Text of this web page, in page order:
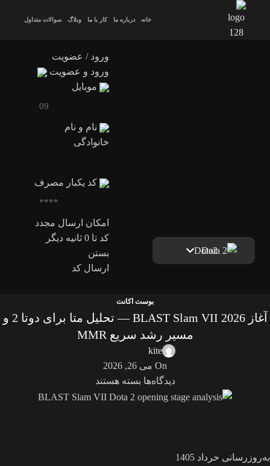
خانه درباره ما کار با ما وبلاگ سوالات متداول
ورود / عضویت
ورود و عضویت
موبایل
نام و نام
خانوادگی
کد یکبار مصرف
امکان ارسال مجدد
کد تا 0ثانیه دیگر
بستن
ارسال کد
Dota2
بوست اکانت
آغاز BLAST Slam VII 2026 — تحلیل متا برای دوتا 2 و
مسیر رشد سریع MMR
kite
On می 26, 2026
دیدگاه‌ها بسته هستند
به‌روزرسانی خرداد 1405